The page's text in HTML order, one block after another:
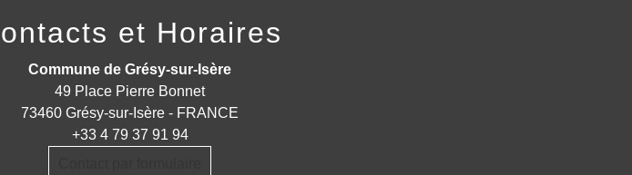
et Horaires
Commune de Grésy-sur-Isère
49 Place Pierre Bonnet
73460 Grésy-sur-Isère - FRANCE
+33 4 79 37 91 94